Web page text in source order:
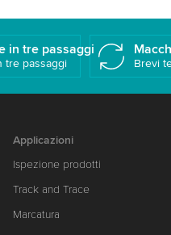
in tre passaggi
tre passaggi Brevi
Applicazioni
Ispezione prodotti
Track and Trace
Marcatura